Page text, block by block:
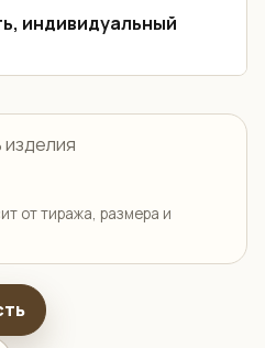
индивидуальный
от тиража, размера и